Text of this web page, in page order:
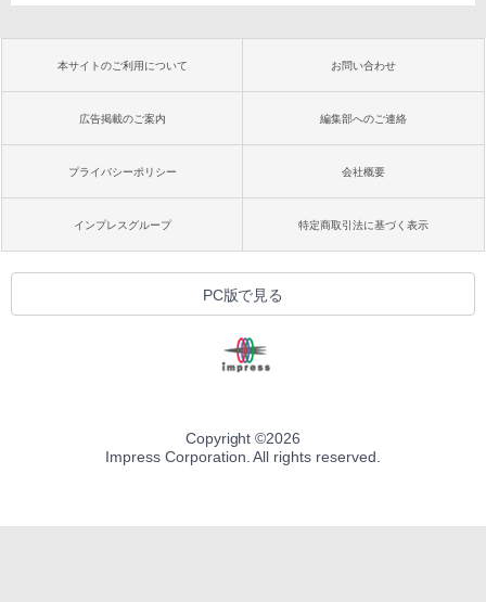
本サイトのご利用について お問い合わせ
広告掲載のご案内 編集部へのご連絡
プライバシーポリシー 会社概要
インプレスグループ 特定商取引法に基づく表示
PC版で見る
Copyright ©2026
Impress Corporation. All rights reserved.